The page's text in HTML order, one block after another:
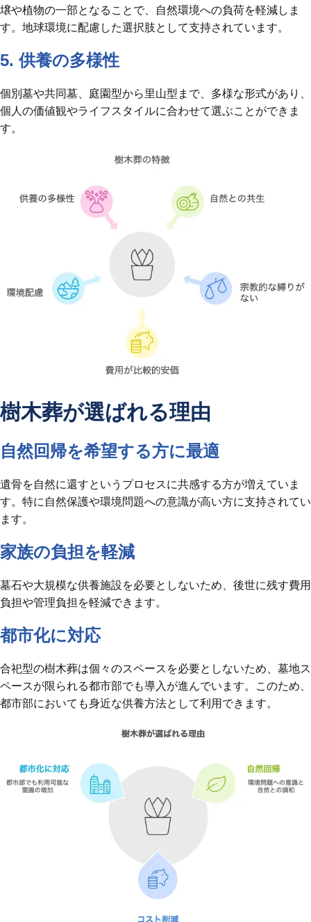
壌や植物の一部となることで、自然環境への負荷を軽減しま
す。地球環境に配慮した選択肢として支持されています。
5. 供養の多様性
個別墓や共同墓、庭園型から里山型まで、多様な形式があり、
個人の価値観やライフスタイルに合わせて選ぶことができま
す。
樹木葬が選ばれる理由
自然回帰を希望する方に最適
遺骨を自然に還すというプロセスに共感する方が増えていま
す。特に自然保護や環境問題への意識が高い方に支持されてい
ます。
家族の負担を軽減
墓石や大規模な供養施設を必要としないため、後世に残す費用
負担や管理負担を軽減できます。
都市化に対応
合祀型の樹木葬は個々のスペースを必要としないため、墓地ス
ペースが限られる都市部でも導入が進んでいます。このため、
都市部においても身近な供養方法として利用できます。